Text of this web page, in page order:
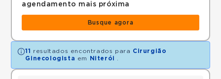
agendamento mais próxima
Busque agora
11 resultados encontrados para Cirurgião
Ginecologista em Niterói